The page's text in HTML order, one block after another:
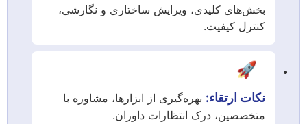
بخش‌های کلیدی، ویرایش ساختاری و نگارشی،
کنترل کیفیت.
🚀
نکات ارتقاء: بهره‌گیری از ابزارها، مشاوره با
متخصصین، درک انتظارات داوران.